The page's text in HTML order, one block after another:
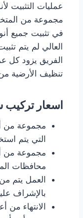
عمليات التثبيت
مجموعة من
في تثبيت جميع
العالي لم يتم
الفريق يزود كل
تنظيف الأرضية
مجموعة من
التي يتم
مجموعة من
محافظات
العمل يتم
بالإشراف
الانتهاء